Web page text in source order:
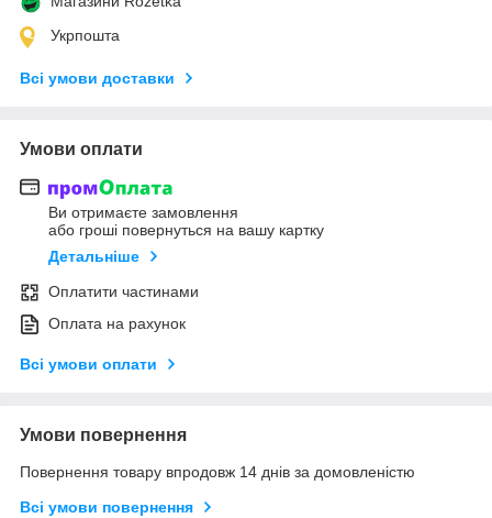
Укрпошта
Всі умови доставки
Умови оплати
Ви отримаєте замовлення
або гроші повернуться на вашу картку
Детальніше
Оплатити частинами
Оплата на рахунок
Всі умови оплати
Умови повернення
Повернення товару впродовж 14 днів за домовленістю
Всі умови повернення